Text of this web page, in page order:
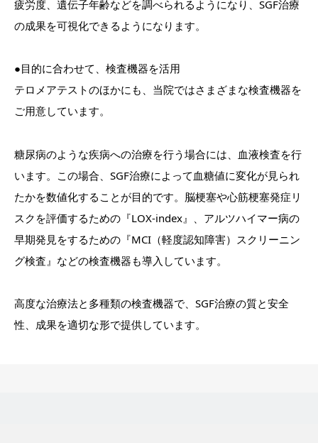
疲労度、遺伝子年齢などを調べられるようになり、SGF治療
の成果を可視化できるようになります。
●目的に合わせて、検査機器を活用
テロメアテストのほかにも、当院ではさまざまな検査機器を
ご用意しています。
糖尿病のような疾病への治療を行う場合には、血液検査を行
います。この場合、SGF治療によって血糖値に変化が見られ
たかを数値化することが目的です。脳梗塞や心筋梗塞発症リ
スクを評価するための『LOX-index』、アルツハイマー病の
早期発見をするための『MCI（軽度認知障害）スクリーニン
グ検査』などの検査機器も導入しています。
高度な治療法と多種類の検査機器で、SGF治療の質と安全
性、成果を適切な形で提供しています。